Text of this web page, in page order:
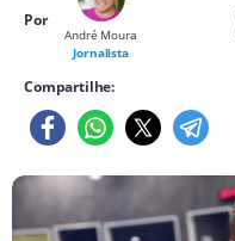
Por
André Moura
Jornalista
Compartilhe: